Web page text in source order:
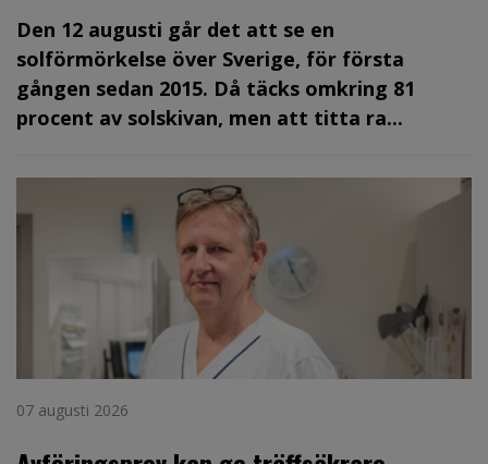
Den 12 augusti går det att se en
solförmörkelse över Sverige, för första
gången sedan 2015. Då täcks omkring 81
procent av solskivan, men att titta ra...
07 augusti 2026